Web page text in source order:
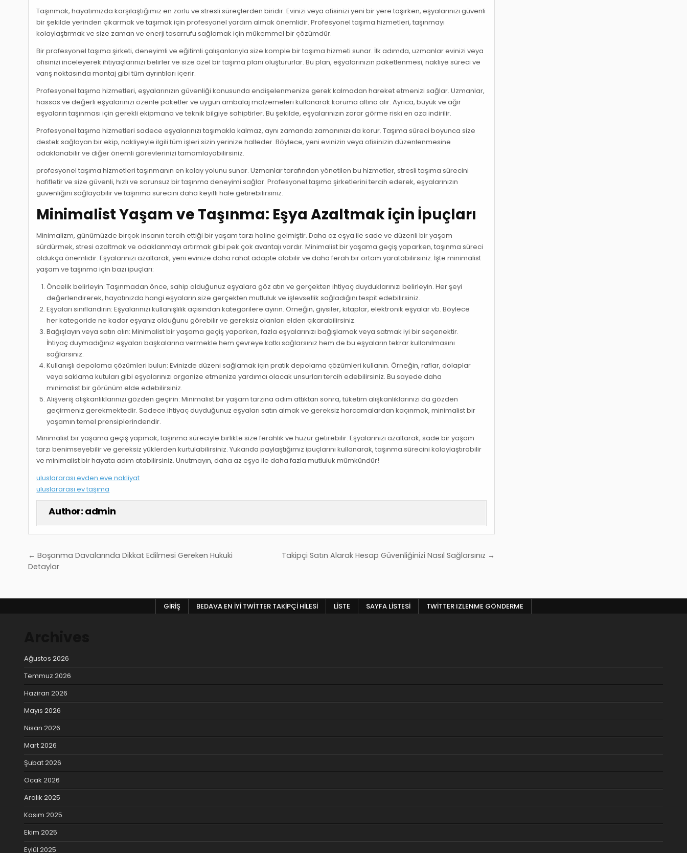
Taşınmak, hayatımızda karşılaştığımız en zorlu ve stresli süreçlerden biridir. Evinizi veya ofisinizi yeni bir yere taşırken, eşyalarınızı güvenli
bir şekilde yerinden çıkarmak ve taşımak için profesyonel yardım almak önemlidir. Profesyonel taşıma hizmetleri, taşınmayı
kolaylaştırmak ve size zaman ve enerji tasarrufu sağlamak için mükemmel bir çözümdür.
Bir profesyonel taşıma şirketi, deneyimli ve eğitimli çalışanlarıyla size komple bir taşıma hizmeti sunar. İlk adımda, uzmanlar evinizi veya
ofisinizi inceleyerek ihtiyaçlarınızı belirler ve size özel bir taşıma planı oluştururlar. Bu plan, eşyalarınızın paketlenmesi, nakliye süreci ve
varış noktasında montaj gibi tüm ayrıntıları içerir.
Profesyonel taşıma hizmetleri, eşyalarınızın güvenliği konusunda endişelenmenize gerek kalmadan hareket etmenizi sağlar. Uzmanlar,
hassas ve değerli eşyalarınızı özenle paketler ve uygun ambalaj malzemeleri kullanarak koruma altına alır. Ayrıca, büyük ve ağır
eşyaların taşınması için gerekli ekipmana ve teknik bilgiye sahiptirler. Bu şekilde, eşyalarınızın zarar görme riski en aza indirilir.
Profesyonel taşıma hizmetleri sadece eşyalarınızı taşımakla kalmaz, aynı zamanda zamanınızı da korur. Taşıma süreci boyunca size
destek sağlayan bir ekip, nakliyeyle ilgili tüm işleri sizin yerinize halleder. Böylece, yeni evinizin veya ofisinizin düzenlenmesine
odaklanabilir ve diğer önemli görevlerinizi tamamlayabilirsiniz.
profesyonel taşıma hizmetleri taşınmanın en kolay yolunu sunar. Uzmanlar tarafından yönetilen bu hizmetler, stresli taşıma sürecini
hafifletir ve size güvenli, hızlı ve sorunsuz bir taşınma deneyimi sağlar. Profesyonel taşıma şirketlerini tercih ederek, eşyalarınızın
güvenliğini sağlayabilir ve taşınma sürecini daha keyifli hale getirebilirsiniz.
Minimalist Yaşam ve Taşınma: Eşya Azaltmak için İpuçları
Minimalizm, günümüzde birçok insanın tercih ettiği bir yaşam tarzı haline gelmiştir. Daha az eşya ile sade ve düzenli bir yaşam
sürdürmek, stresi azaltmak ve odaklanmayı artırmak gibi pek çok avantajı vardır. Minimalist bir yaşama geçiş yaparken, taşınma süreci
oldukça önemlidir. Eşyalarınızı azaltarak, yeni evinize daha rahat adapte olabilir ve daha ferah bir ortam yaratabilirsiniz. İşte minimalist
yaşam ve taşınma için bazı ipuçları:
Öncelik belirleyin: Taşınmadan önce, sahip olduğunuz eşyalara göz atın ve gerçekten ihtiyaç duyduklarınızı belirleyin. Her şeyi
değerlendirerek, hayatınızda hangi eşyaların size gerçekten mutluluk ve işlevsellik sağladığını tespit edebilirsiniz.
Eşyaları sınıflandırın: Eşyalarınızı kullanışlılık açısından kategorilere ayırın. Örneğin, giysiler, kitaplar, elektronik eşyalar vb. Böylece
her kategoride ne kadar eşyanız olduğunu görebilir ve gereksiz olanları elden çıkarabilirsiniz.
Bağışlayın veya satın alın: Minimalist bir yaşama geçiş yaparken, fazla eşyalarınızı bağışlamak veya satmak iyi bir seçenektir.
İhtiyaç duymadığınız eşyaları başkalarına vermekle hem çevreye katkı sağlarsınız hem de bu eşyaların tekrar kullanılmasını
sağlarsınız.
Kullanışlı depolama çözümleri bulun: Evinizde düzeni sağlamak için pratik depolama çözümleri kullanın. Örneğin, raflar, dolaplar
veya saklama kutuları gibi eşyalarınızı organize etmenize yardımcı olacak unsurları tercih edebilirsiniz. Bu sayede daha
minimalist bir görünüm elde edebilirsiniz.
Alışveriş alışkanlıklarınızı gözden geçirin: Minimalist bir yaşam tarzına adım attıktan sonra, tüketim alışkanlıklarınızı da gözden
geçirmeniz gerekmektedir. Sadece ihtiyaç duyduğunuz eşyaları satın almak ve gereksiz harcamalardan kaçınmak, minimalist bir
yaşamın temel prensiplerindendir.
Minimalist bir yaşama geçiş yapmak, taşınma süreciyle birlikte size ferahlık ve huzur getirebilir. Eşyalarınızı azaltarak, sade bir yaşam
tarzı benimseyebilir ve gereksiz yüklerden kurtulabilirsiniz. Yukarıda paylaştığımız ipuçlarını kullanarak, taşınma sürecini kolaylaştırabilir
ve minimalist bir hayata adım atabilirsiniz. Unutmayın, daha az eşya ile daha fazla mutluluk mümkündür!
uluslararası evden eve nakliyat
uluslararası ev taşıma
Author: admin
Yazı
gezinmesi
Takipçi Satın Alarak Hesap Güvenliğinizi Nasıl Sağlarsınız →
← Boşanma Davalarında Dikkat Edilmesi Gereken Hukuki
Detaylar
GIRIŞ BEDAVA EN İYI TWITTER TAKIPÇI HILESI LISTE SAYFA LISTESI TWITTER IZLENME GÖNDERME
Ağustos 2026
Temmuz 2026
Haziran 2026
Mayıs 2026
Nisan 2026
Mart 2026
Şubat 2026
Ocak 2026
Aralık 2025
Kasım 2025
Ekim 2025
Eylül 2025